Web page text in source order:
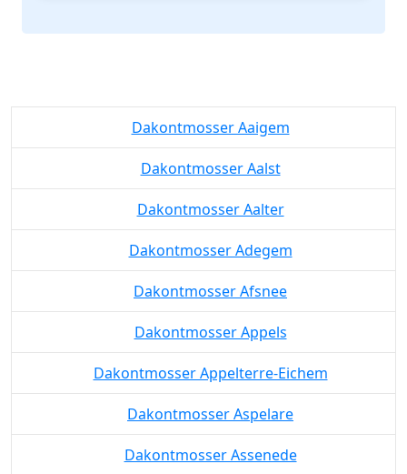
Dakontmosser Aaigem
Dakontmosser Aalst
Dakontmosser Aalter
Dakontmosser Adegem
Dakontmosser Afsnee
Dakontmosser Appels
Dakontmosser Appelterre-Eichem
Dakontmosser Aspelare
Dakontmosser Assenede